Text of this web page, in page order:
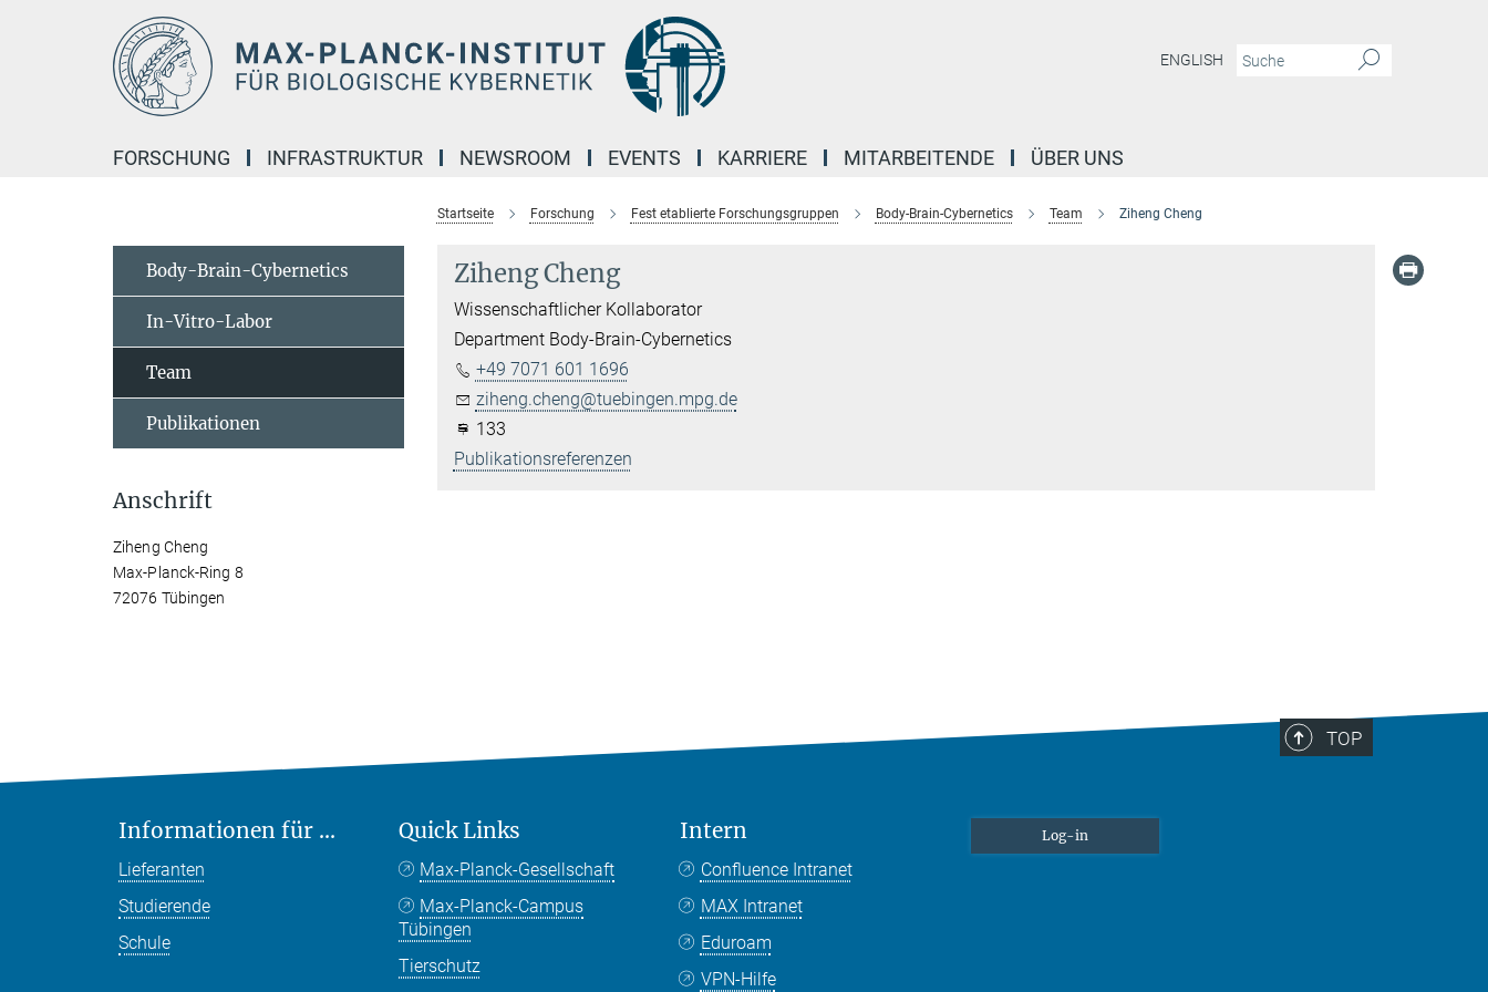
ENGLISH
FORSCHUNG INFRASTRUKTUR NEWSROOM EVENTS KARRIERE MITARBEITENDE ÜBER UNS
Startseite Forschung Fest etablierte Forschungsgruppen Body-Brain-Cybernetics Team Ziheng Cheng
Ziheng Cheng
Wissenschaftlicher Kollaborator
Department Body-Brain-Cybernetics
+49 7071 601 1696
ziheng.cheng@tuebingen.mpg.de
133
Publikationsreferenzen
Body-Brain-Cybernetics
In-Vitro-Labor
Team
Publikationen
Anschrift
Ziheng Cheng
Max-Planck-Ring 8
72076 Tübingen
TOP
Informationen für ...
Lieferanten
Studierende
Schule
Quick Links
Max-Planck-Gesellschaft
Max-Planck-Campus
Tübingen
Tierschutz
Intern
Confluence Intranet
MAX Intranet
Eduroam
VPN-Hilfe
Log-in